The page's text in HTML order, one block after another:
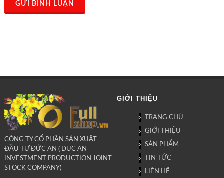
GỬI BÌNH LUẬN
CÔNG TY CỔ PHẦN SẢN XUẤT
ĐẦU TƯ ĐỨC AN ( DUC AN
INVESTMENT PRODUCTION JOINT
STOCK COMPANY)
GIỚI THIỆU
TRANG CHỦ
GIỚI THIỆU
SẢN PHẨM
TIN TỨC
LIÊN HỆ